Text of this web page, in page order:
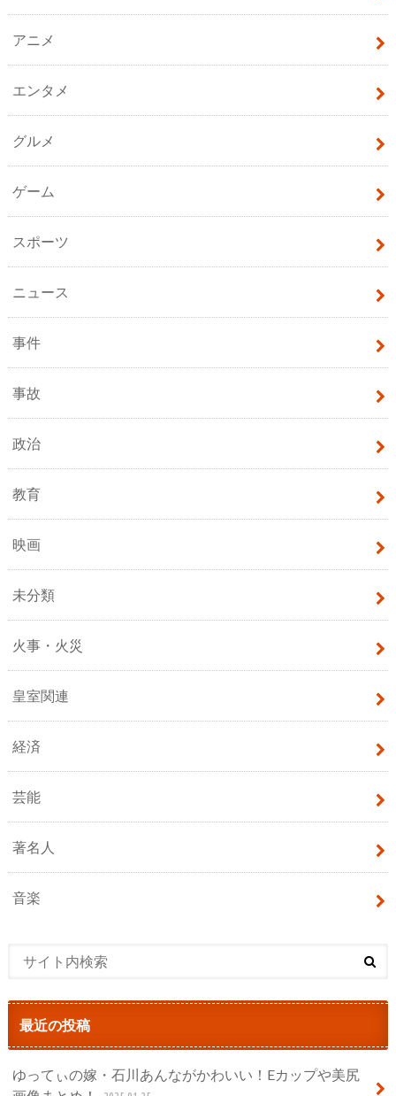
アニメ
エンタメ
グルメ
ゲーム
スポーツ
ニュース
事件
事故
政治
教育
映画
未分類
火事・火災
皇室関連
経済
芸能
著名人
音楽
最近の投稿
ゆってぃの嫁・石川あんながかわいい！Eカップや美尻